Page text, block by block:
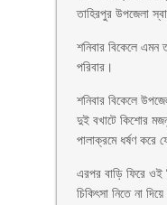
তাহিরপুর উপজেলা
শনিবার বিকেলে এমন
পরিবার।
শনিবার বিকেলে
দুই বখাটে কিশোর
পালাক্রমে ধর্ষণ করে
এরপর বাড়ি ফিরে ওই
চিকিৎসা নিতে না